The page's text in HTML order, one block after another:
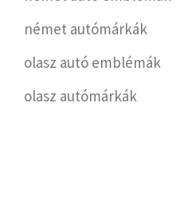
német autómárkák
olasz autó emblémák
olasz autómárkák